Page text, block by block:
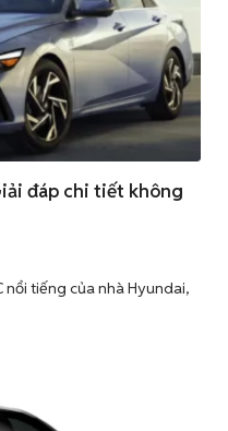
đáp chi tiết không
nổi tiếng của nhà Hyundai,